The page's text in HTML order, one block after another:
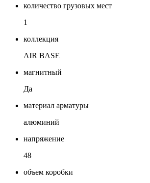
количество грузовых мест
1
коллекция
AIR BASE
магнитный
Да
материал арматуры
алюминий
напряжение
48
объем коробки